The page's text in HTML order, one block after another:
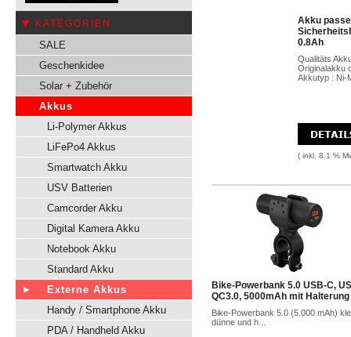
KATEGORIEN
SALE
Geschenkidee
Solar + Zubehör
Akkus
Li-Polymer Akkus
LiFePo4 Akkus
Smartwatch Akku
USV Batterien
Camcorder Akku
Digital Kamera Akku
Notebook Akku
Standard Akku
Externe Akkus
Handy / Smartphone Akku
PDA / Handheld Akku
Akku
0.8Ah
Qualitäts
Originalakku
Akkutyp : Ni-
( inkl. 8.1 %
Bike-Powerbank 5.0 USB-C,
QC3.0, 5000mAh mit Halterung
Bike-Powerbank 5.0 (5.000 mAh)
dünne und h...